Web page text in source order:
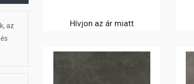
Hívjon az ár miatt
az